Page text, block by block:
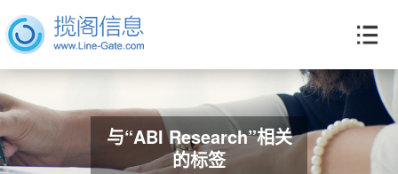
与“ABI Research”相关
的标签